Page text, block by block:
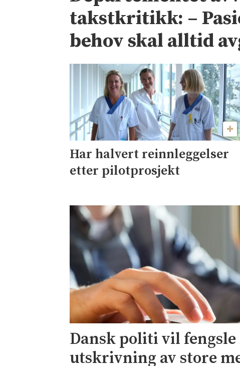
takstkritikk: –
behov skal alltid
Har halvert reinnleggelser
etter pilotprosjekt
Dansk politi vil fengsle
utskrivning av store